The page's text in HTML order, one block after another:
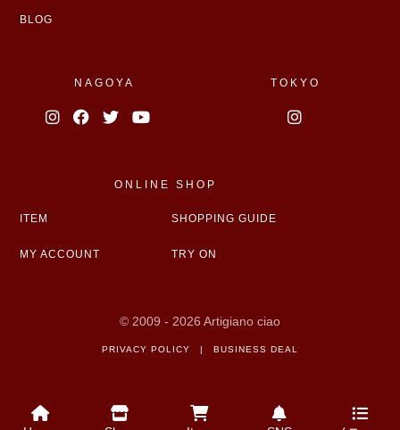
BLOG
NAGOYA TOKYO
ONLINE SHOP
ITEM SHOPPING GUIDE
MY ACCOUNT TRY ON
© 2009 - 2026 Artigiano ciao
PRIVACY POLICY | BUSINESS DEAL